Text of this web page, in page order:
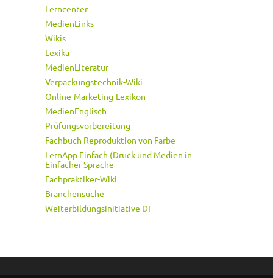
Lerncenter
MedienLinks
Wikis
Lexika
MedienLiteratur
Verpackungstechnik-Wiki
Online-Marketing-Lexikon
MedienEnglisch
Prüfungsvorbereitung
Fachbuch Reproduktion von Farbe
LernApp Einfach (Druck und Medien in
Einfacher Sprache
Fachpraktiker-Wiki
Branchensuche
Weiterbildungsinitiative DI